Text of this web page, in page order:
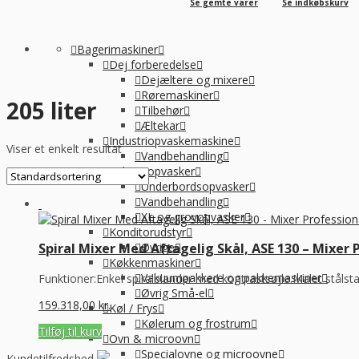
Se gemte varer
Se indkøbskurv
Bagerimaskiner
Dej forberedelse
Dejæltere og mixere
Røremaskiner
Tilbehør
Æltekar
Industriopvaskemaskine
Vandbehandling
Industriopvasker
Underbordsopvasker
Vandbehandling
XL og grovopvasker
Konditorudstyr
Øvrige
Køkkenmaskiner
Vakuumpakkere og pakkemaskiner
Øvrig Små-el
Køl / Frys
Kølerum og frostrum
Ovn & microovn
Specialovne og microovne
205 liter
Viser et enkelt resultat
Spiral Mixer Med Aftagelig Skål, ASE 130 – Mixer
Funktioner:Enkel spiralblander med kontrastsøjle.Malet
159.318,00 kr.
Tilføj til kurv